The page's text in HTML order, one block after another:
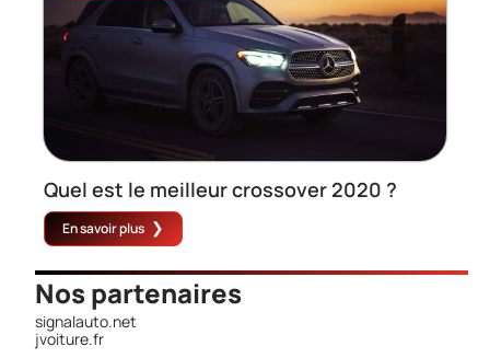
Quel est le meilleur crossover 2020 ?
En savoir plus
Nos partenaires
signalauto.net
jvoiture.fr